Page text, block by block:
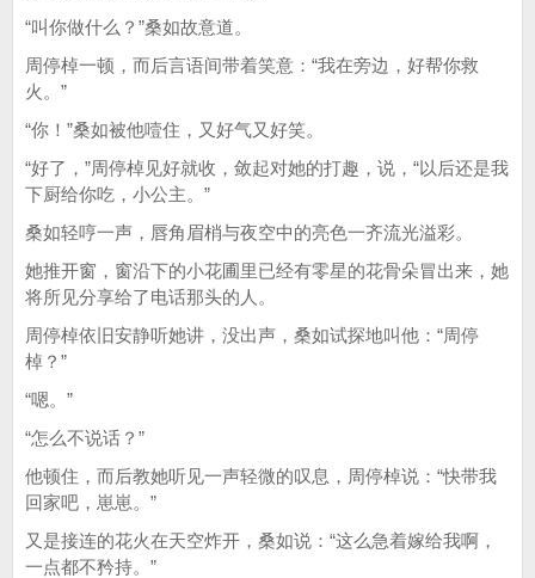
“叫你做什么？”桑如故意道。
周停棹一顿，而后言语间带着笑意：“我在旁边，好帮你救
火。”
“你！”桑如被他噎住，又好气又好笑。
“好了，”周停棹见好就收，敛起对她的打趣，说，“以后还是我
下厨给你吃，小公主。”
桑如轻哼一声，唇角眉梢与夜空中的亮色一齐流光溢彩。
她推开窗，窗沿下的小花圃里已经有零星的花骨朵冒出来，她
将所见分享给了电话那头的人。
周停棹依旧安静听她讲，没出声，桑如试探地叫他：“周停
棹？”
“嗯。”
“怎么不说话？”
他顿住，而后教她听见一声轻微的叹息，周停棹说：“快带我
回家吧，崽崽。”
又是接连的花火在天空炸开，桑如说：“这么急着嫁给我啊，
一点都不矜持。”